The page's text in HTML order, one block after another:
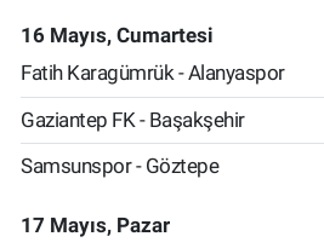
16 Mayıs, Cumartesi
Fatih Karagümrük - Alanyaspor
Gaziantep FK - Başakşehir
Samsunspor - Göztepe
17 Mayıs, Pazar